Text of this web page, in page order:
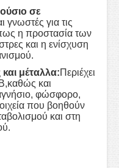
σε
γνωστές για τις
η προστασία των
και η ενίσχυση
και μέταλλα:Περιέχει
και
φώσφορο,
που βοηθούν
και στη